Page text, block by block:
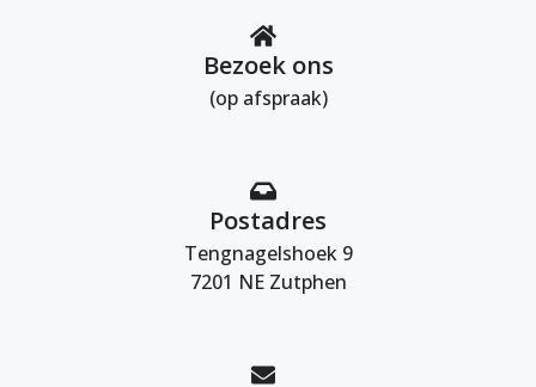
Bezoek ons
(op afspraak)
Postadres
Tengnagelshoek 9
7201 NE Zutphen